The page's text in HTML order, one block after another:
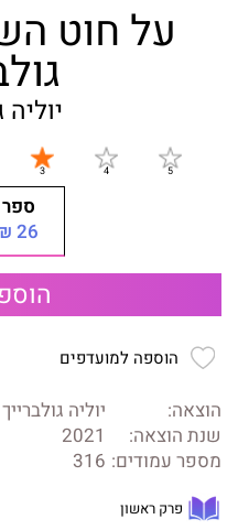
על חוט
יוליה
ספר
26 ₪
הוספה למועדפים
הוצאה:
יוליה
שנת הוצאה:
2021
מספר עמודים: 316
פרק ראשון